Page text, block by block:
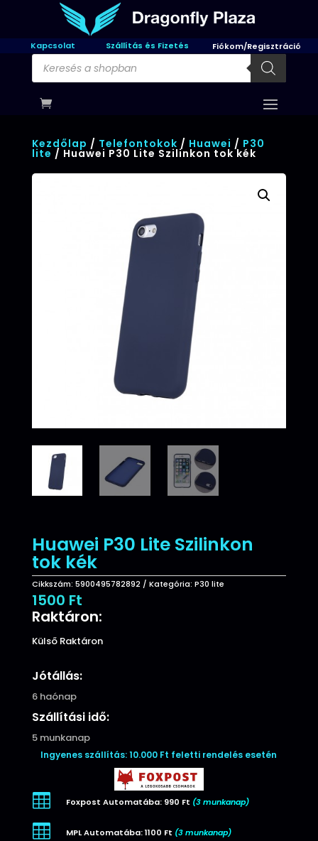
Kapcsolat Szállítás és Fizetés Fiókom/Regisztráció
Products
search
Kezdőlap / Telefontokok / Huawei / P30
lite / Huawei P30 Lite Szilinkon tok kék
Huawei P30 Lite Szilinkon
tok kék
Cikkszám: 5900495782892 Kategória: P30 lite
1500 Ft
Raktáron:
Külső Raktáron
Jótállás:
6 haónap
Szállítási idő:
5 munkanap
Ingyenes szállítás: 10.000 Ft feletti rendelés esetén
 Foxpost Automatába: 990 Ft (3 munkanap)
 MPL Automatába: 1100 Ft (3 munkanap)